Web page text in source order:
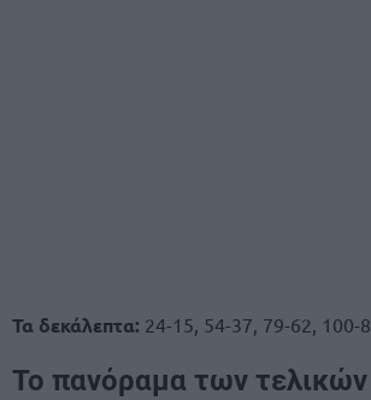
Τα δεκάλεπτα: 24-15, 54-37, 79-62, 100-
Το πανόραμα των τελικών